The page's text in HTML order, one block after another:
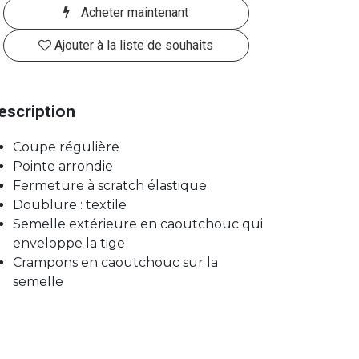
Acheter maintenant
Ajouter à la liste de souhaits
Coupe régulière
Pointe arrondie
Fermeture à scratch élastique
Doublure : textile
Semelle extérieure en caoutchouc qui
enveloppe la tige
Crampons en caoutchouc sur la
semelle